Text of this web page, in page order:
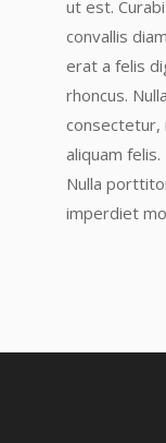
ut est.
convallis
erat a felis
rhoncus.
consectetur,
aliquam
Nulla
imperdiet